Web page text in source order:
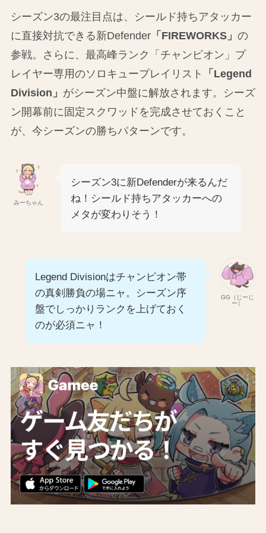
シーズン3の最注目点は、シールド持ちアタッカー
に直接対抗できる新Defender「FIREWORKS」 の
参戦。さらに、最高峰ランク「チャンピオン」プ
レイヤー専用のソロキュープレイリスト
「Legend
Division」 がシーズン中盤に解放されます。シーズ
ン開幕前に固定スクワッドを完成させておくこと
が、今シーズンの勝ちパターンです。
みーちゃん
シーズン3に新Defenderが来るんだ
ね！シールド持ちアタッカーへの
メタが変わりそう！
GG（じーじ
ー）
Legend Divisionはチャンピオン帯
の真剣勝負の場ニャ。シーズン序
盤でしっかりランクを上げておく
のが必須ニャ！